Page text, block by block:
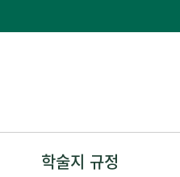
학술지 규정